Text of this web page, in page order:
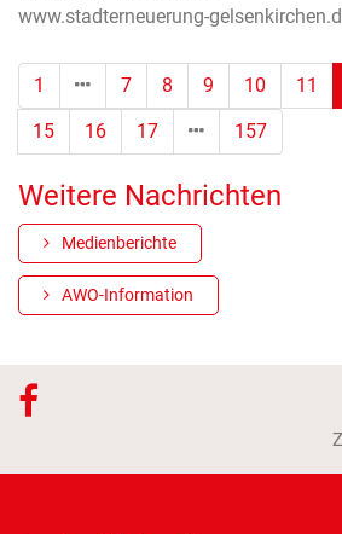
www.stadterneuerung-
1 7 8 9 10 11
15
16 17 157
Weitere Nachrichten
Medienberichte
AWO-Information